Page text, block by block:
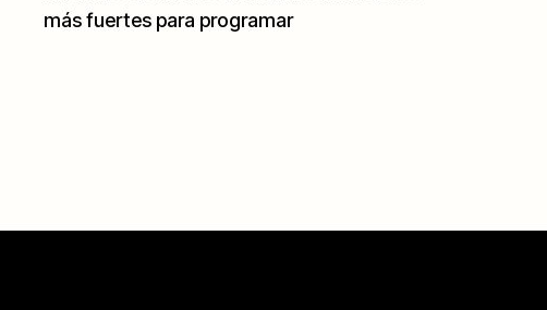
más fuertes para programar